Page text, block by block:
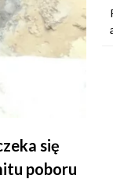
się
poboru